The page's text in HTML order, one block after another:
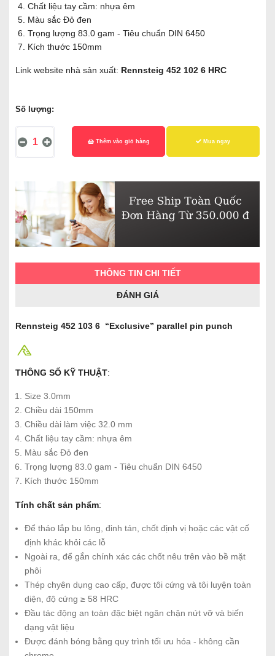
Chất liệu tay cầm: nhựa êm
Màu sắc Đỏ đen
Trọng lượng 83.0 gam - Tiêu chuẩn DIN 6450
Kích thước 150mm
Link website nhà sản xuất: Rennsteig 452 102 6 HRC
Số lượng:
Thêm vào giỏ hàng Mua ngay
THÔNG TIN CHI TIẾT
ĐÁNH GIÁ
Rennsteig 452 103 6 “Exclusive” parallel pin punch
THÔNG SỐ KỸ THUẬT:
Size 3.0mm
Chiều dài 150mm
Chiều dài làm việc 32.0 mm
Chất liệu tay cầm: nhựa êm
Màu sắc Đỏ đen
Trọng lượng 83.0 gam - Tiêu chuẩn DIN 6450
Kích thước 150mm
Tính chất sản phẩm:
Để tháo lắp bu lông, đinh tán, chốt định vị hoặc các vật cố
định khác khỏi các lỗ
Ngoài ra, để gắn chính xác các chốt nêu trên vào bề mặt
phôi
Thép chyên dụng cao cấp, được tôi cứng và tôi luyện toàn
diện, độ cứng ≥ 58 HRC
Đầu tác động an toàn đặc biệt ngăn chặn nứt vỡ và biến
dạng vật liệu
Được đánh bóng bằng quy trình tối ưu hóa - không cần